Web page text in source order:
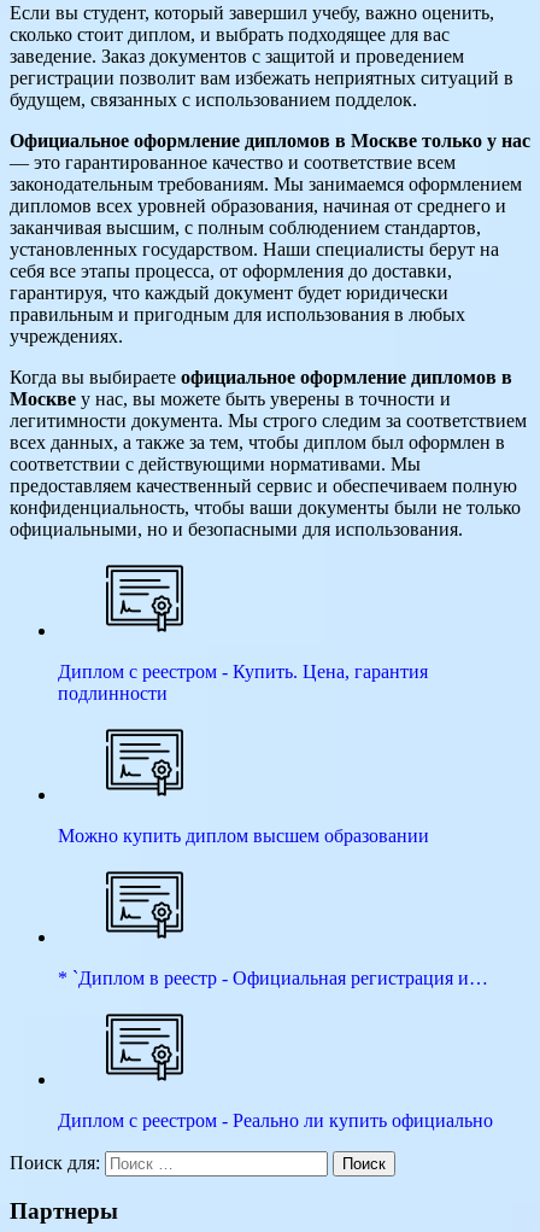
Если вы студент, который завершил учебу, важно оценить,
сколько стоит диплом, и выбрать подходящее для вас
заведение. Заказ документов с защитой и проведением
регистрации позволит вам избежать неприятных ситуаций в
будущем, связанных с использованием подделок.
Официальное оформление дипломов в Москве только у нас
— это гарантированное качество и соответствие всем
законодательным требованиям. Мы занимаемся оформлением
дипломов всех уровней образования, начиная от среднего и
заканчивая высшим, с полным соблюдением стандартов,
установленных государством. Наши специалисты берут на
себя все этапы процесса, от оформления до доставки,
гарантируя, что каждый документ будет юридически
правильным и пригодным для использования в любых
учреждениях.
Когда вы выбираете официальное оформление дипломов в
Москве у нас, вы можете быть уверены в точности и
легитимности документа. Мы строго следим за соответствием
всех данных, а также за тем, чтобы диплом был оформлен в
соответствии с действующими нормативами. Мы
предоставляем качественный сервис и обеспечиваем полную
конфиденциальность, чтобы ваши документы были не только
официальными, но и безопасными для использования.
Диплом с реестром - Купить. Цена, гарантия
подлинности
Можно купить диплом высшем образовании
* `Диплом в реестр - Официальная регистрация и…
Диплом с реестром - Реально ли купить официально
Поиск для: Поиск
Партнеры